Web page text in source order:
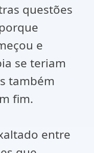
questões
e
se teriam
também
fim.
entre